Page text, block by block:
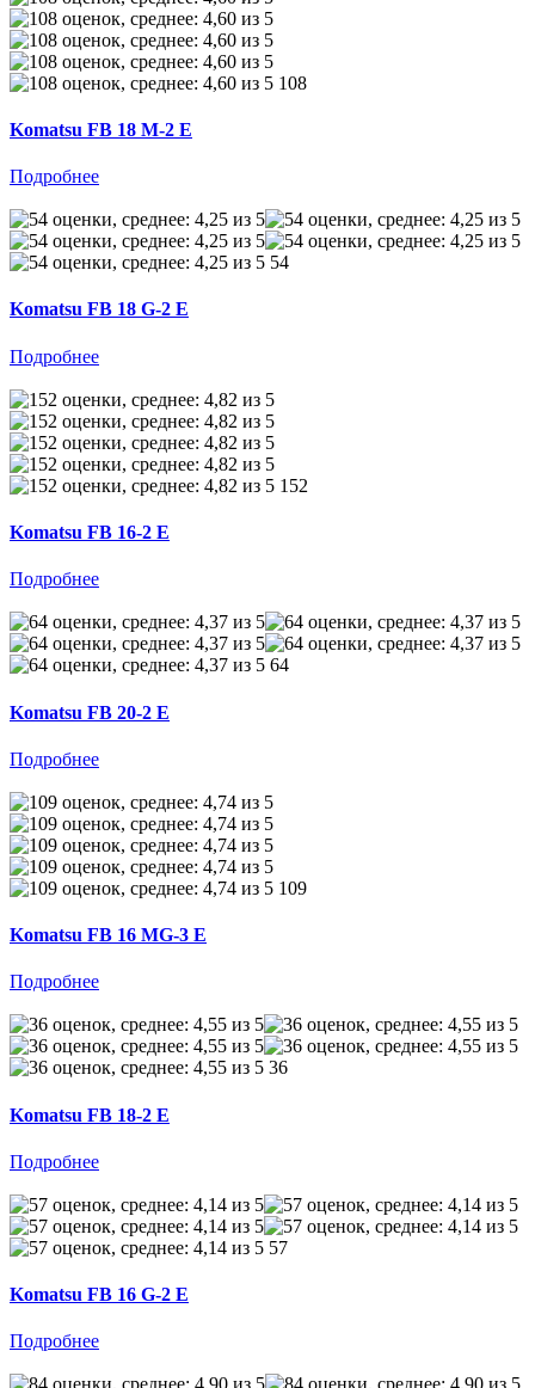
108
Komatsu FB 18 M-2 E
Подробнее
54
Komatsu FB 18 G-2 E
Подробнее
152
Komatsu FB 16-2 E
Подробнее
64
Komatsu FB 20-2 E
Подробнее
109
Komatsu FB 16 MG-3 E
Подробнее
36
Komatsu FB 18-2 E
Подробнее
57
Komatsu FB 16 G-2 E
Подробнее